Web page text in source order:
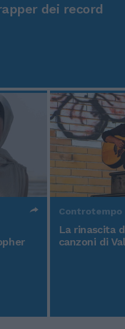
dei record
Controtempo
La rinascita
canzoni di